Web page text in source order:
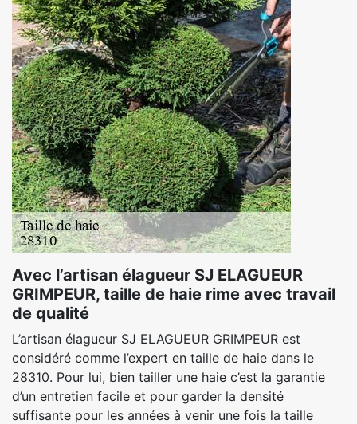
Avec l’artisan élagueur SJ ELAGUEUR
GRIMPEUR, taille de haie rime avec travail
de qualité
L’artisan élagueur SJ ELAGUEUR GRIMPEUR est
considéré comme l’expert en taille de haie dans le
28310. Pour lui, bien tailler une haie c’est la garantie
d’un entretien facile et pour garder la densité
suffisante pour les années à venir une fois la taille